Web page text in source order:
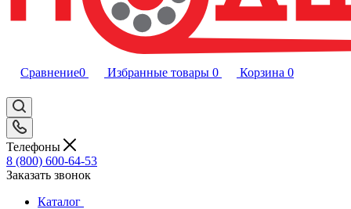
Сравнение0 Избранные товары 0 Корзина 0
Телефоны
8 (800) 600-64-53
Заказать звонок
Каталог